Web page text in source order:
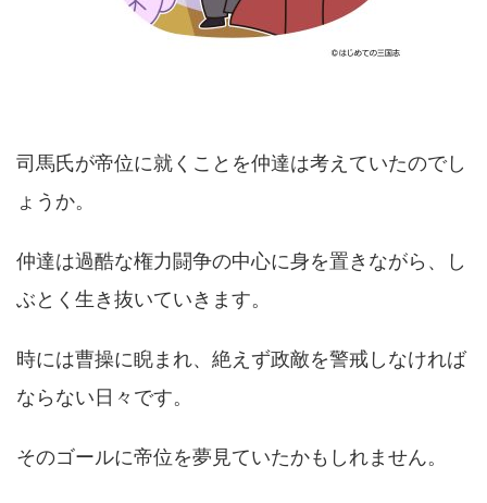
司馬氏が帝位に就くことを仲達は考えていたのでし
ょうか。
仲達は過酷な権力闘争の中心に身を置きながら、し
ぶとく生き抜いていきます。
時には曹操に睨まれ、絶えず政敵を警戒しなければ
ならない日々です。
そのゴールに帝位を夢見ていたかもしれません。